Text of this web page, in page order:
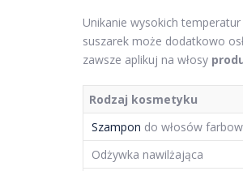
Unikanie wysokich
suszarek może dodatkowo
zawsze aplikuj na włosy
Rodzaj kosmetyku
Szampon do włosów
Odżywka nawilżająca